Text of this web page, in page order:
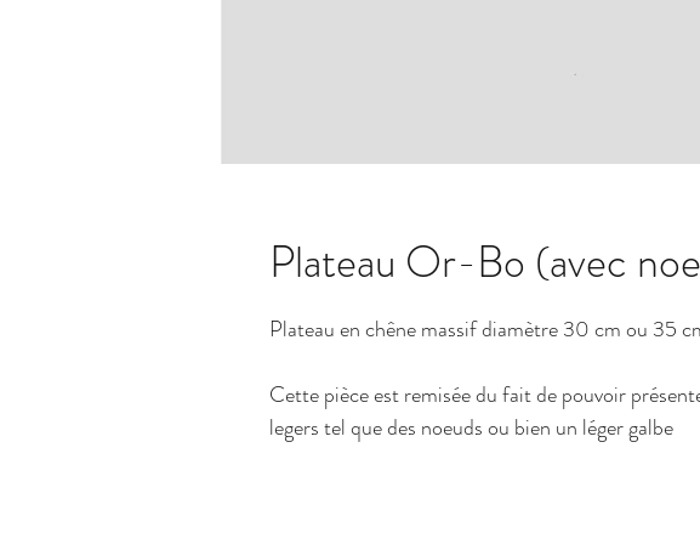
Plateau Or-Bo (avec
Plateau en chêne massif diamètre 30 cm ou 35
Cette pièce est remisée du fait de pouvoir
legers tel que des noeuds ou bien un léger galbe